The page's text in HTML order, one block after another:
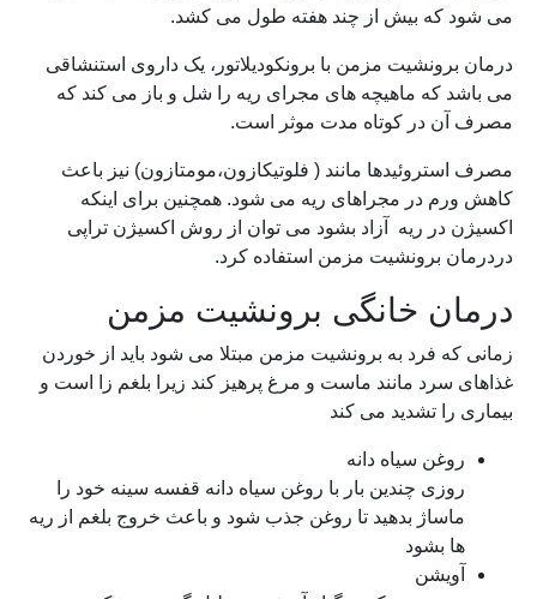
می شود که بیش از چند هفته طول می کشد.
درمان برونشیت مزمن با برونکودیلاتور، یک داروی استنشاقی
می باشد که ماهیچه های مجرای ریه را شل و باز می کند که
مصرف آن در کوتاه مدت موثر است.
مصرف استروئیدها مانند ( فلوتیکازون،مومتازون) نیز باعث
کاهش ورم در مجراهای ریه می شود. همچنین برای اینکه
اکسیژن در ریه آزاد بشود می توان از روش اکسیژن تراپی
دردرمان برونشیت مزمن استفاده کرد.
درمان خانگی برونشیت مزمن
زمانی که فرد به برونشیت مزمن مبتلا می شود باید از خوردن
غذاهای سرد مانند ماست و مرغ پرهیز کند زیرا بلغم زا است و
بیماری را تشدید می کند
روغن سیاه دانه
روزی چندین بار با روغن سیاه دانه قفسه سینه خود را
ماساژ بدهید تا روغن جذب شود و باعث خروج بلغم از ریه
ها بشود
آویشن